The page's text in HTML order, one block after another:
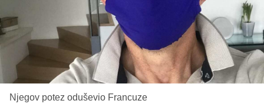
Njegov potez oduševio Francuze